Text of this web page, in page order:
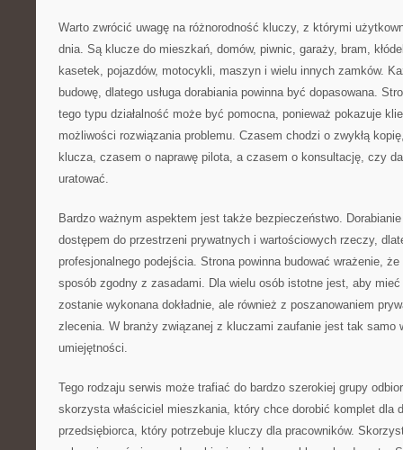
Warto zwrócić uwagę na różnorodność kluczy, z którymi
dnia. Są klucze do mieszkań, domów, piwnic, garaży, bram,
kasetek, pojazdów, motocykli, maszyn i wielu innych zamków.
budowę, dlatego usługa dorabiania powinna być dopasowana.
tego typu działalność może być pomocna, ponieważ pokazuje
możliwości rozwiązania problemu. Czasem chodzi o zwykłą
klucza, czasem o naprawę pilota, a czasem o konsultację, czy
uratować.
Bardzo ważnym aspektem jest także bezpieczeństwo.
dostępem do przestrzeni prywatnych i wartościowych rzeczy,
profesjonalnego podejścia. Strona powinna budować wrażenie, że
sposób zgodny z zasadami. Dla wielu osób istotne jest, aby
zostanie wykonana dokładnie, ale również z poszanowaniem
zlecenia. W branży związanej z kluczami zaufanie jest tak samo
umiejętności.
Tego rodzaju serwis może trafiać do bardzo szerokiej grupy
skorzysta właściciel mieszkania, który chce dorobić komplet dla
przedsiębiorca, który potrzebuje kluczy dla pracowników.